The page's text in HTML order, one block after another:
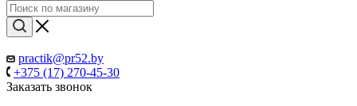
practik@pr52.by
+375 (17) 270-45-30
Заказать звонок